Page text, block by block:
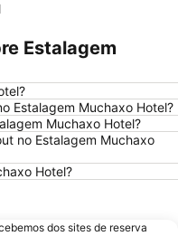
de Touros de Campo Pequeno
de Caminhos de Ferro de Sete Rios
do Restelo
da Telha
Natural da Arrabida
de Albufeira
da Caparica
Estalagem
Estalagem Muchaxo Hotel?
Muchaxo Hotel?
no Estalagem Muchaxo
Hotel?
dos sites de reserva